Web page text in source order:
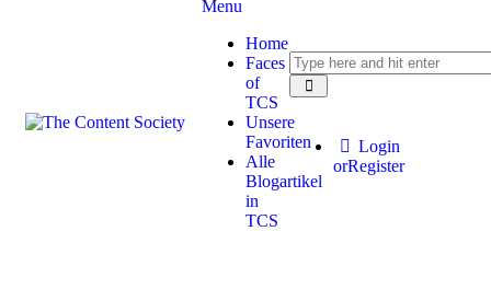
Menu
Home
Faces
of
TCS
Unsere
Favoriten
Alle
Blogartikel
in
TCS
Login
orRegister